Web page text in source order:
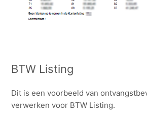
BTW Listing
Dit is een voorbeeld van
verwerken voor BTW Listing.